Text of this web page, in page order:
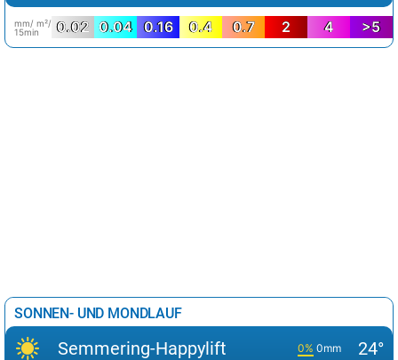
mm/ m²/
15min
0.02 0.04 0.16 0.4 0.7 2 4 >5
SONNEN- UND MONDLAUF
Semmering-Happylift 0% 0mm 24°